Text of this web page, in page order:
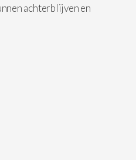
achterblijven en